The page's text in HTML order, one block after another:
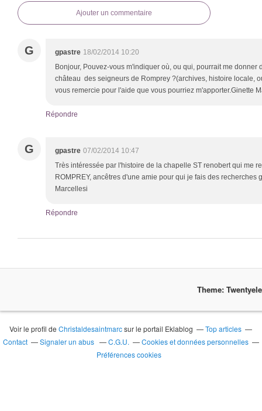
Ajouter un commentaire
G gpastre 18/02/2014 10:20
Bonjour, Pouvez-vous m'indiquer où, ou qui, pourrait me donner
château des seigneurs de Romprey ?(archives, histoire locale,
vous remercie pour l'aide que vous pourriez m'apporter.Ginette
Répondre
G gpastre 07/02/2014 10:47
Très intéressée par l'histoire de la chapelle ST renobert qui me
ROMPREY, ancêtres d'une amie pour qui je fais des recherches
Marcellesi
Répondre
Theme:
Voir le profil deChristaldesaintmarcsur le portail Eklablog
Top articles
Contact
Signaler un abus C.G.U.
Cookies et données personnelles
Préférences cookies